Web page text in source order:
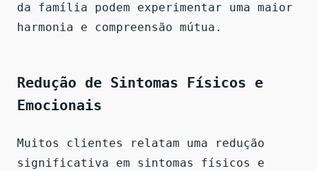
da família podem experimentar uma maior
harmonia e compreensão mútua.
Redução de Sintomas Físicos e
Emocionais
Muitos clientes relatam uma redução
significativa em sintomas físicos e